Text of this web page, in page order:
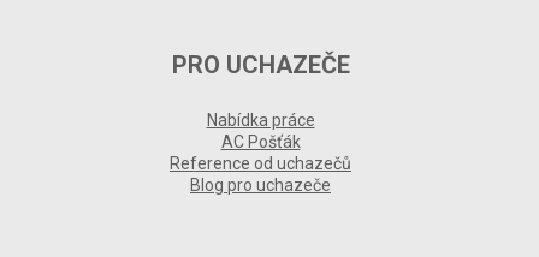
PRO UCHAZEČE
Nabídka práce
AC Pošťák
Reference od uchazečů
Blog pro uchazeče